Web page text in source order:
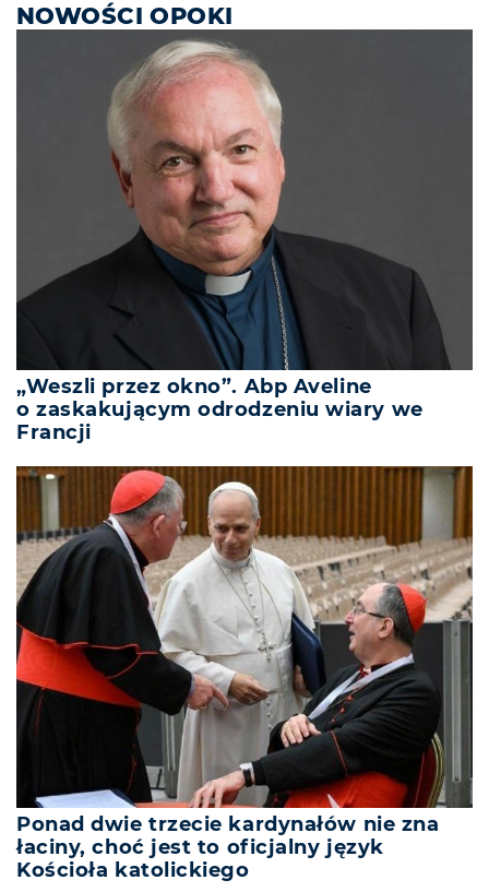
NOWOŚCI OPOKI
„Weszli przez okno”. Abp Aveline
o zaskakującym odrodzeniu wiary we
Francji
Ponad dwie trzecie kardynałów nie zna
łaciny, choć jest to oficjalny język
Kościoła katolickiego